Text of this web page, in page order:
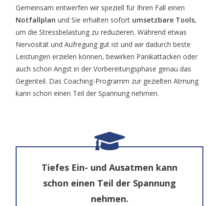
Gemeinsam entwerfen wir speziell für Ihren Fall einen
Notfallplan und Sie erhalten sofort umsetzbare Tools,
um die Stressbelastung zu reduzieren. Während etwas
Nervosität und Aufregung gut ist und wir dadurch beste
Leistungen erzielen können, bewirken Panikattacken oder
auch schon Angst in der Vorbereitungsphase genau das
Gegenteil. Das Coaching-Programm zur gezielten Atmung
kann schon einen Teil der Spannung nehmen.
Tiefes Ein- und Ausatmen kann
schon einen Teil der Spannung
nehmen.